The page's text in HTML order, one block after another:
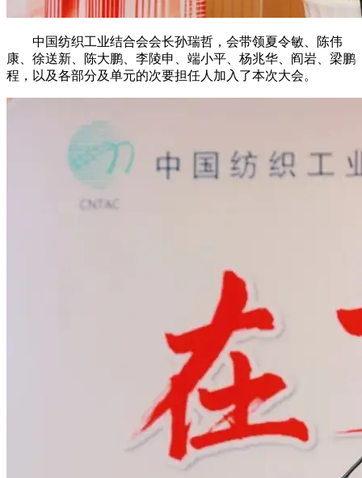
中国纺织工业结合会会长孙瑞哲，会带领夏令敏、陈伟
康、徐送新、陈大鹏、李陵申、端小平、杨兆华、阎岩、梁鹏
程，以及各部分及单元的次要担任人加入了本次大会。